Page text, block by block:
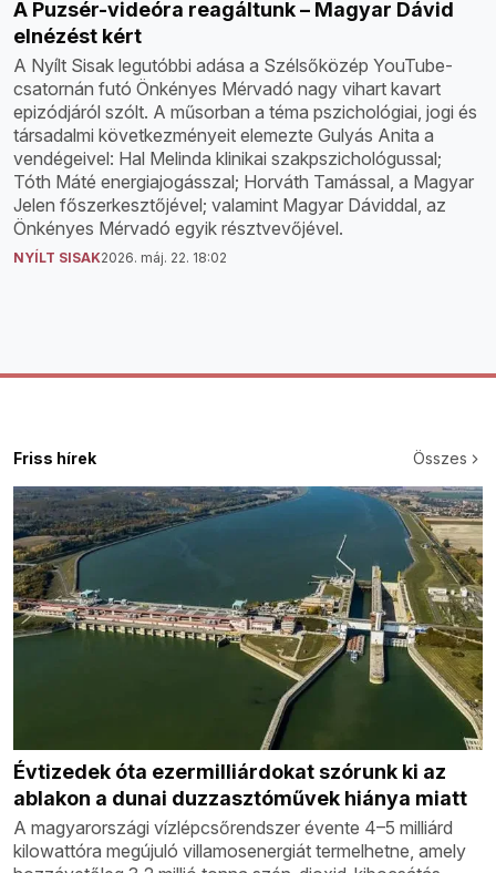
A Puzsér-videóra reagáltunk – Magyar Dávid
elnézést kért
A Nyílt Sisak legutóbbi adása a Szélsőközép YouTube-
csatornán futó Önkényes Mérvadó nagy vihart kavart
epizódjáról szólt. A műsorban a téma pszichológiai, jogi és
társadalmi következményeit elemezte Gulyás Anita a
vendégeivel: Hal Melinda klinikai szakpszichológussal;
Tóth Máté energiajogásszal; Horváth Tamással, a Magyar
Jelen főszerkesztőjével; valamint Magyar Dáviddal, az
Önkényes Mérvadó egyik résztvevőjével.
NYÍLT SISAK2026. máj. 22. 18:02
Friss hírek Összes
Évtizedek óta ezermilliárdokat szórunk ki az
ablakon a dunai duzzasztóművek hiánya miatt
A magyarországi vízlépcsőrendszer évente 4–5 milliárd
kilowattóra megújuló villamosenergiát termelhetne, amely